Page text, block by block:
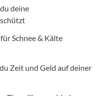
deine
Schnee & Kälte
Zeit und Geld auf deiner